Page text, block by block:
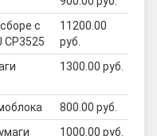
с
CP3525
11200.00
руб.
1300.00 руб.
800.00 руб.
1000.00 руб.